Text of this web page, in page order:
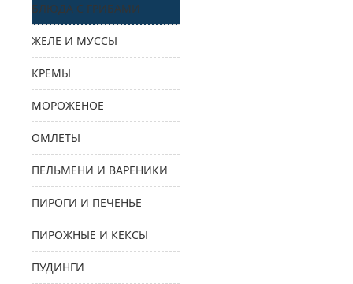
БЛЮДА С ГРИБАМИ
ЖЕЛЕ И МУССЫ
КРЕМЫ
МОРОЖЕНОЕ
ОМЛЕТЫ
ПЕЛЬМЕНИ И ВАРЕНИКИ
ПИРОГИ И ПЕЧЕНЬЕ
ПИРОЖНЫЕ И КЕКСЫ
ПУДИНГИ